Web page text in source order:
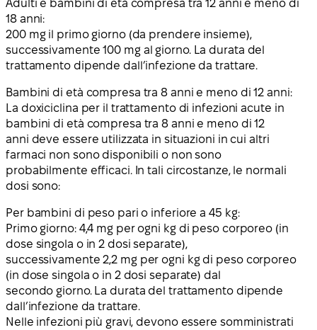
Adulti e bambini di età compresa tra 12 anni e meno di
18 anni:
200 mg il primo giorno (da prendere insieme),
successivamente 100 mg al giorno. La durata del
trattamento dipende dall’infezione da trattare.
Bambini di età compresa tra 8 anni e meno di 12 anni:
La doxiciclina per il trattamento di infezioni acute in
bambini di età compresa tra 8 anni e meno di 12
anni deve essere utilizzata in situazioni in cui altri
farmaci non sono disponibili o non sono
probabilmente efficaci. In tali circostanze, le normali
dosi sono:
Per bambini di peso pari o inferiore a 45 kg:
Primo giorno: 4,4 mg per ogni kg di peso corporeo (in
dose singola o in 2 dosi separate),
successivamente 2,2 mg per ogni kg di peso corporeo
(in dose singola o in 2 dosi separate) dal
secondo giorno. La durata del trattamento dipende
dall’infezione da trattare.
Nelle infezioni più gravi, devono essere somministrati